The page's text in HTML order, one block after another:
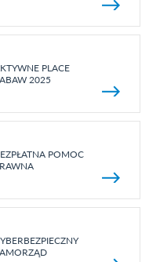
PLACE
2025
POMOC